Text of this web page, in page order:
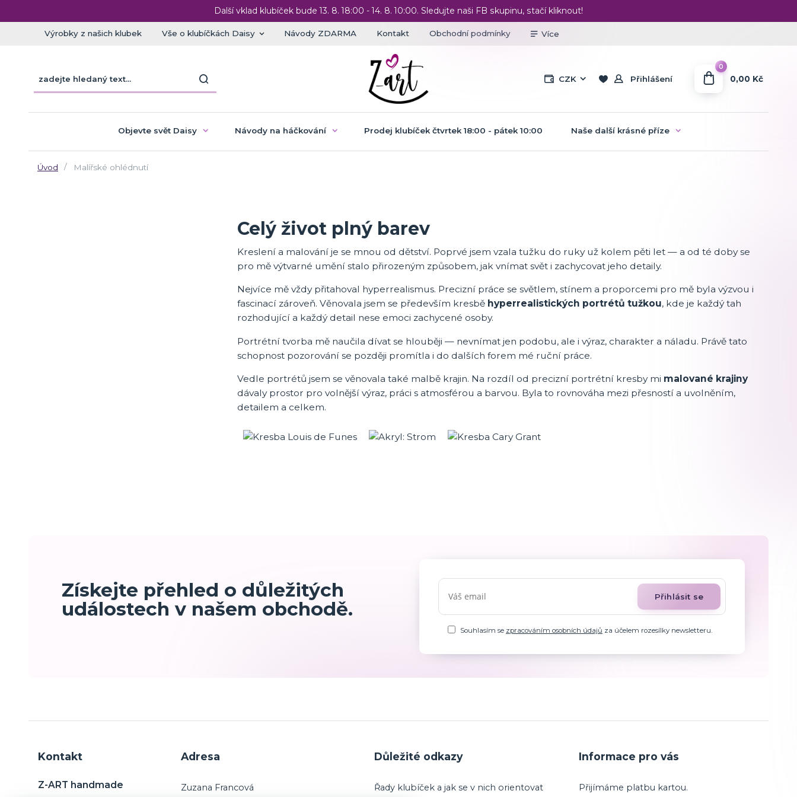
Další vklad klubíček bude 13. 8. 18:00 - 14. 8. 10:00. Sledujte naši FB skupinu, stačí kliknout!
Výrobky z našich klubek Vše o klubíčkách Daisy Návody ZDARMA Kontakt Obchodní podmínky Více
CZK Přihlášení
0
0,00 Kč
Objevte svět Daisy Návody na háčkování Prodej klubíček čtvrtek 18:00 - pátek 10:00 Naše další krásné příze
Úvod Malířské ohlédnutí
Celý život plný barev
Kreslení a malování je se mnou od dětství. Poprvé jsem vzala tužku do ruky už kolem pěti let — a od té doby se
pro mě výtvarné umění stalo přirozeným způsobem, jak vnímat svět i zachycovat jeho detaily.
Nejvíce mě vždy přitahoval hyperrealismus. Precizní práce se světlem, stínem a proporcemi pro mě byla výzvou i
fascinací zároveň. Věnovala jsem se především kresbě hyperrealistických portrétů tužkou, kde je každý tah
rozhodující a každý detail nese emoci zachycené osoby.
Portrétní tvorba mě naučila dívat se hlouběji — nevnímat jen podobu, ale i výraz, charakter a náladu. Právě tato
schopnost pozorování se později promítla i do dalších forem mé ruční práce.
Vedle portrétů jsem se věnovala také malbě krajin. Na rozdíl od precizní portrétní kresby mi malované krajiny
dávaly prostor pro volnější výraz, práci s atmosférou a barvou. Byla to rovnováha mezi přesností a uvolněním,
detailem a celkem.
Získejte přehled o důležitých
událostech v našem obchodě.
Přihlásit se
Souhlasím se zpracováním osobních údajů za účelem rozesílky newsletteru.
Adresa
Zuzana Francová
Důležité odkazy
Řady klubíček a jak se v nich orientovat
Informace pro vás
Přijímáme platbu kartou.
Kontakt
Z-ART handmade